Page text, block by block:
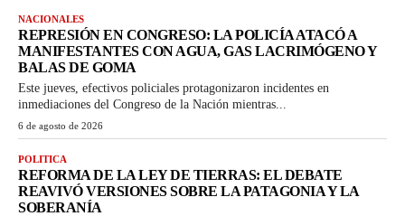
NACIONALES
REPRESIÓN EN CONGRESO: LA POLICÍA ATACÓ A
MANIFESTANTES CON AGUA, GAS LACRIMÓGENO Y
BALAS DE GOMA
Este jueves, efectivos policiales protagonizaron incidentes en
inmediaciones del Congreso de la Nación mientras...
6 de agosto de 2026
POLITICA
REFORMA DE LA LEY DE TIERRAS: EL DEBATE
REAVIVÓ VERSIONES SOBRE LA PATAGONIA Y LA
SOBERANÍA